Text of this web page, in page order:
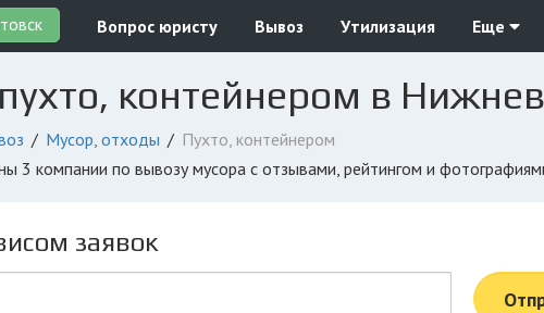
Вопрос юристу Вывоз Утилизация Еще
контейнером в
Мусор, отходы
Пухто, контейнером
3 компании по вывозу мусора с отзывами, рейтингом и
заявок